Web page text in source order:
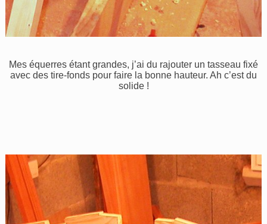
Mes équerres étant grandes, j’ai du rajouter un tasseau fixé
avec des tire-fonds pour faire la bonne hauteur. Ah c’est du
solide !